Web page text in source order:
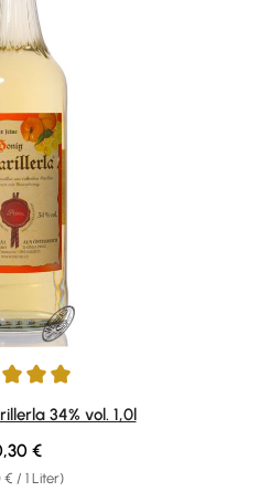
von 4.93 von 5 Sternen
34% vol. 1,0l
/ 1 Liter)
Preis:
€